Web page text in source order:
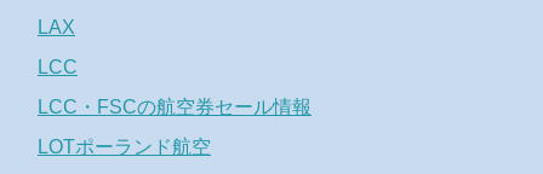
LAX
LCC
LCC・FSCの航空券セール情報
LOTポーランド航空